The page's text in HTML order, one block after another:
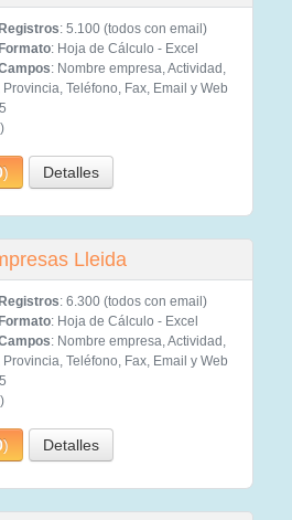
Registros: 5.100 (todos con email)
Formato: Hoja de Cálculo - Excel
: Nombre empresa, Actividad,
Teléfono, Fax, Email y Web
) Detalles
Lleida
Registros: 6.300 (todos con email)
Formato: Hoja de Cálculo - Excel
: Nombre empresa, Actividad,
Teléfono, Fax, Email y Web
) Detalles